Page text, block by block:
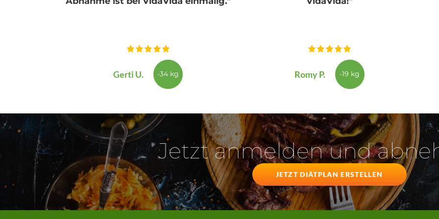
Gerti U. -34 kg Romy P. -19 kg
Jetzt anmelden und
JETZT DIÄTPLAN ERSTELLEN